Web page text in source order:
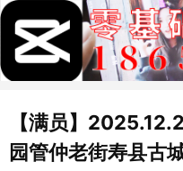
【满员】
园管仲老街寿县古